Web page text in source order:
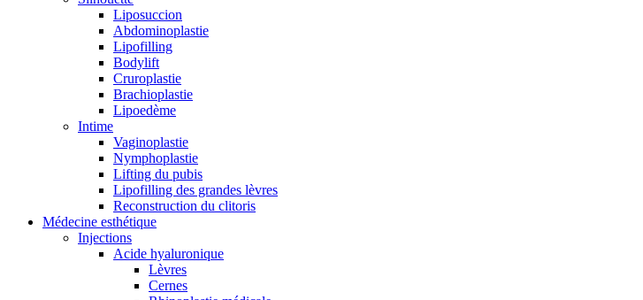
Liposuccion
Abdominoplastie
Lipofilling
Bodylift
Cruroplastie
Brachioplastie
Lipoedème
Intime
Vaginoplastie
Nymphoplastie
Lifting du pubis
Lipofilling des grandes lèvres
Reconstruction du clitoris
Médecine esthétique
Injections
Acide hyaluronique
Lèvres
Cernes